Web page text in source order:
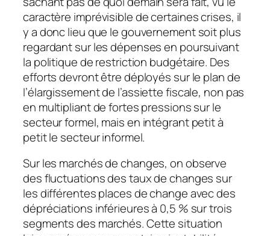
caractère imprévisible de certaines crises, il
y a donc lieu que le gouvernement soit plus
regardant sur les dépenses en poursuivant
la politique de restriction budgétaire. Des
efforts devront être déployés sur le plan de
l’élargissement de l’assiette fiscale, non pas
en multipliant de fortes pressions sur le
secteur formel, mais en intégrant petit à
petit le secteur informel.
Sur les marchés de changes, on observe
des fluctuations des taux de changes sur
les différentes places de change avec des
dépréciations inférieures à 0,5 % sur trois
segments des marchés. Cette situation